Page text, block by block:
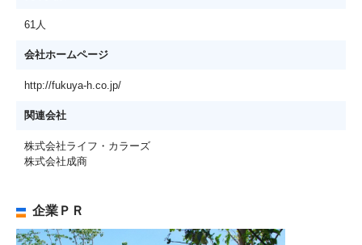
61人
会社ホームページ
http://fukuya-h.co.jp/
関連会社
株式会社ライフ・カラーズ
株式会社成商
企業ＰＲ